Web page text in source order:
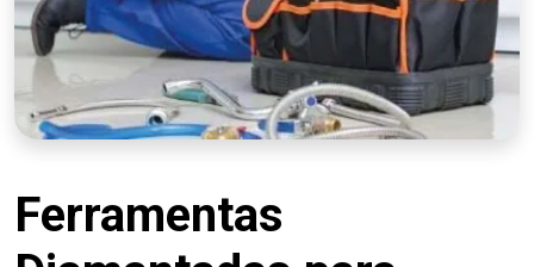
Ferramentas